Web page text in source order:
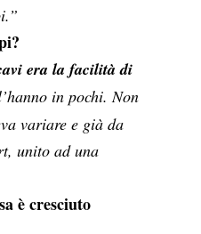
era la facilità di
in pochi. Non
variare e già da
unito ad una
è cresciuto